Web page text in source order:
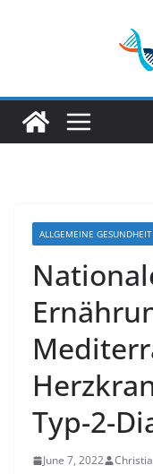
ALLGEMEINE GESUNDHEIT
Typ-2-
June 7, 2022